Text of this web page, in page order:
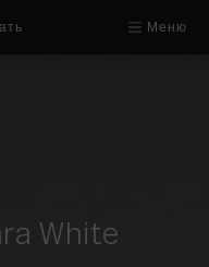
Меню
White